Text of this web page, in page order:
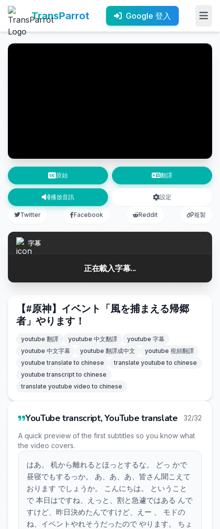
TransParrot Google 登入
原始 翻譯
播放音訊 設定
Twitter Facebook Reddit 複製
字幕
正在載入字幕...
【#原神】イベント「風を捕まえる帰郷
者」やります！
youtube 翻譯 youtube 中文翻譯
youtube 字幕
youtube 中文字幕
youtube 翻譯成中文
youtube 視頻翻譯
youtube translate to chinese
translate youtube to chinese
youtube transcript to chinese
translate youtube video to chinese
YouTube transcript, YouTube translate 32/32
A quick preview of the first subtitles so you know what
the video covers.
はあ。 机から離れるとほっとするな。 どっ かで
昼寝でもするっか。 あ、あ、あ、皆さん聞こえて
おります でしょうか。 こんにちは。 ということ
で 本日はですね、えっと、割と急遽ではある んで
すけど、昨日決めたんですけど、えー 、 モドの
ね、イベントやれそうだったので やります。 ちょ